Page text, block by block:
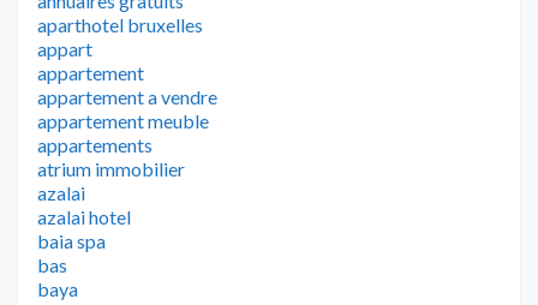
aparthotel bruxelles
appart
appartement
appartement a vendre
appartement meuble
appartements
atrium immobilier
azalai
azalai hotel
baia spa
bas
baya